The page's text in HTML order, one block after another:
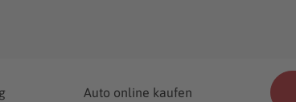
Auto online kaufen